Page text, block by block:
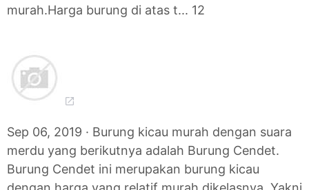
murah.Harga burung di atas t... 12
Sep 06, 2019 · Burung kicau murah dengan suara
merdu yang berikutnya adalah Burung Cendet.
Burung Cendet ini merupakan burung kicau